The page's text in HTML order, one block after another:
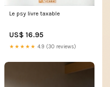
Le psy livre taxable
US$ 16.95
★★★★★ 4.9 (30 reviews)